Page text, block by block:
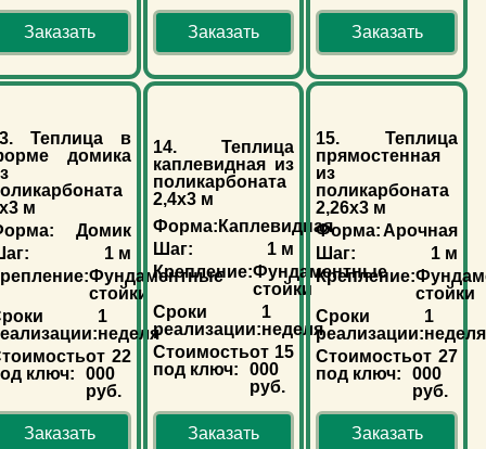
Заказать Заказать Заказать
Теплица в
домика
м
Домик
1 м
Фундаментные
стойки
1
неделя
ключ:
от 22
000
руб.
Заказать
14. Теплица
каплевидная из
поликарбоната
2,4х3 м
Форма: Каплевидная
Шаг:
1 м
Крепление:Фундаментные
стойки
Сроки
реализации:
1
неделя
Стоимость
под ключ:
от 15
000
руб.
Заказать
15. Теплица
прямостенная
из
поликарбоната
2,26х3 м
Форма:Арочная
Шаг:
1 м
Крепление:
стойки
Сроки
реализации:
1
неделя
Стоимость
под ключ:
от 27
000
руб.
Заказать